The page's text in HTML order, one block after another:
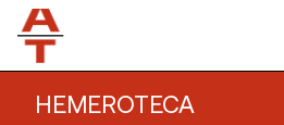
HEMEROTECA